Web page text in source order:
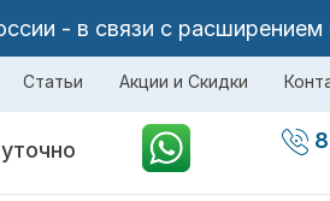
- в связи с расширением
Статьи Акции и Скидки